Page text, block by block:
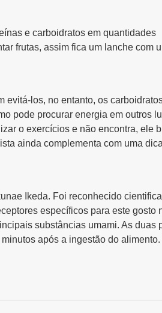
e carboidratos em quantidades
frutas, assim fica um lanche com
evitá-los, no entanto, os
pode procurar energia em outros
o exercícios e não encontra, ele
ainda complementa com uma
Ikeda. Foi reconhecido
específicos para este gosto
substâncias umami. As duas
após a ingestão do alimento.